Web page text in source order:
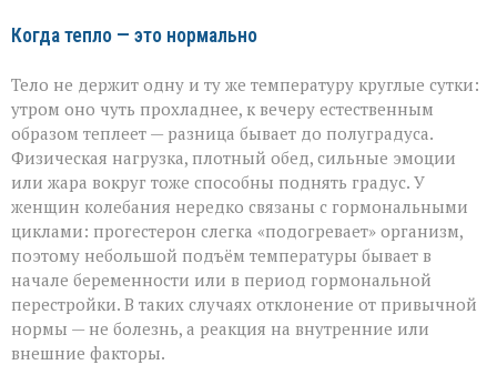
Когда тепло — это нормально
Тело не держит одну и ту же температуру круглые сутки:
утром оно чуть прохладнее, к вечеру естественным
образом теплеет — разница бывает до полуградуса.
Физическая нагрузка, плотный обед, сильные эмоции
или жара вокруг тоже способны поднять градус. У
женщин колебания нередко связаны с гормональными
циклами: прогестерон слегка «подогревает» организм,
поэтому небольшой подъём температуры бывает в
начале беременности или в период гормональной
перестройки. В таких случаях отклонение от привычной
нормы — не болезнь, а реакция на внутренние или
внешние факторы.